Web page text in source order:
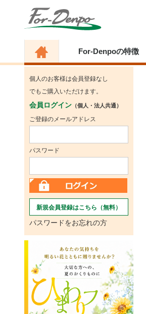
For-Denpoの特徴
個人のお客様は会員登録なし
でもご購入いただけます。
会員ログイン （個人・法人共通）
ご登録のメールアドレス
パスワード
新規会員登録はこちら（無料）
パスワードをお忘れの方